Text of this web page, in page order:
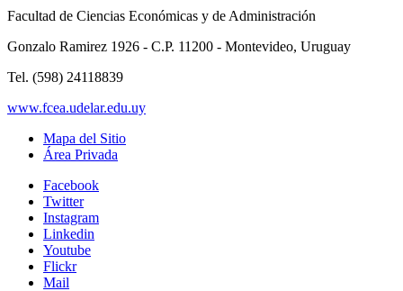
Facultad de Ciencias Económicas y de Administración
Gonzalo Ramirez 1926 - C.P. 11200 - Montevideo, Uruguay
Tel. (598) 24118839
www.fcea.udelar.edu.uy
Mapa del Sitio
Área Privada
Facebook
Twitter
Instagram
Linkedin
Youtube
Flickr
Mail